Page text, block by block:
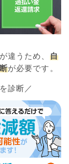
違うため、 自
が必要です。
診断／